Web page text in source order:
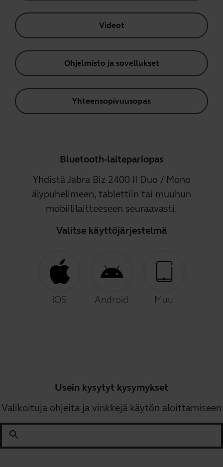
Videot
Ohjelmisto ja sovellukset
Yhteensopivuusopas
Bluetooth-laitepariopas
Yhdistä Jabra Biz 2400 II Duo / Mono
älypuhelimeen, tablettiin tai muuhun
mobiililaitteeseen seuraavasti.
Valitse käyttöjärjestelmä
iOS Android Muu
Usein kysytyt kysymykset
Valikoituja ohjeita ja vinkkejä käytön aloittamiseen
search